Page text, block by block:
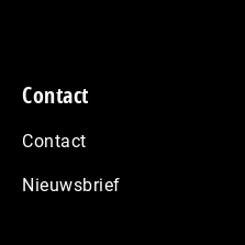
Contact
Contact
Nieuwsbrief